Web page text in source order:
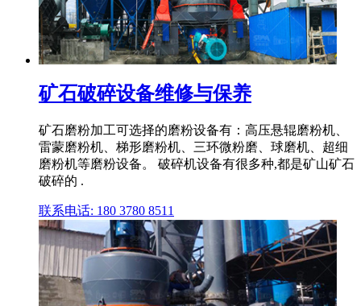
矿石破碎设备维修与保养
矿石磨粉加工可选择的磨粉设备有：高压悬辊磨粉机、
雷蒙磨粉机、梯形磨粉机、三环微粉磨、球磨机、超细
磨粉机等磨粉设备。 破碎机设备有很多种,都是矿山矿石
破碎的 .
联系电话: 180 3780 8511